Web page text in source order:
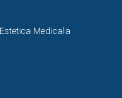
Medicala